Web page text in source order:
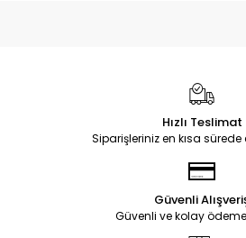
Hızlı Teslimat
Siparişleriniz en kısa sürede
Güvenli
Güvenli ve kolay